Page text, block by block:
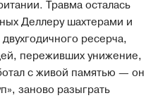
Травма осталась
Деллеру шахтерами и
ресерча,
переживших унижение,
с живой памятью — он
заново разыграть